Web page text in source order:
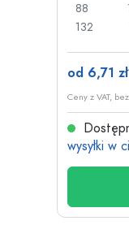
88
132
od 6,71 zł
Ceny z VAT,
wysyłki w